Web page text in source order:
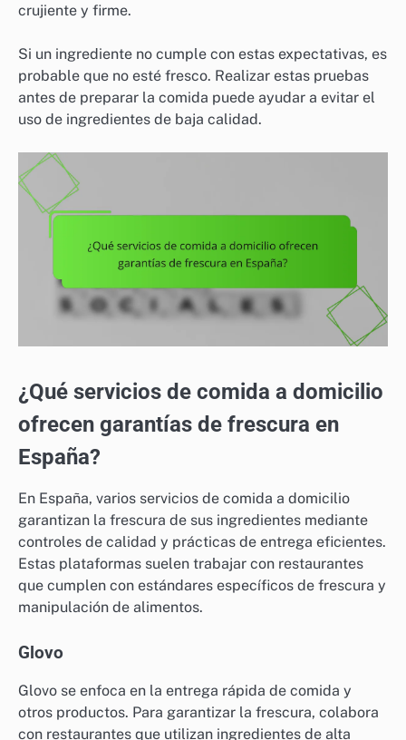
crujiente y firme.
Si un ingrediente no cumple con estas expectativas, es
probable que no esté fresco. Realizar estas pruebas
antes de preparar la comida puede ayudar a evitar el
uso de ingredientes de baja calidad.
¿Qué servicios de comida a domicilio
ofrecen garantías de frescura en
España?
En España, varios servicios de comida a domicilio
garantizan la frescura de sus ingredientes mediante
controles de calidad y prácticas de entrega eficientes.
Estas plataformas suelen trabajar con restaurantes
que cumplen con estándares específicos de frescura y
manipulación de alimentos.
Glovo
Glovo se enfoca en la entrega rápida de comida y
otros productos. Para garantizar la frescura, colabora
con restaurantes que utilizan ingredientes de alta